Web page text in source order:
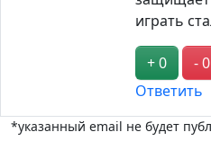
играть
+ 0
- 0
Ответить
*указанный email не будет